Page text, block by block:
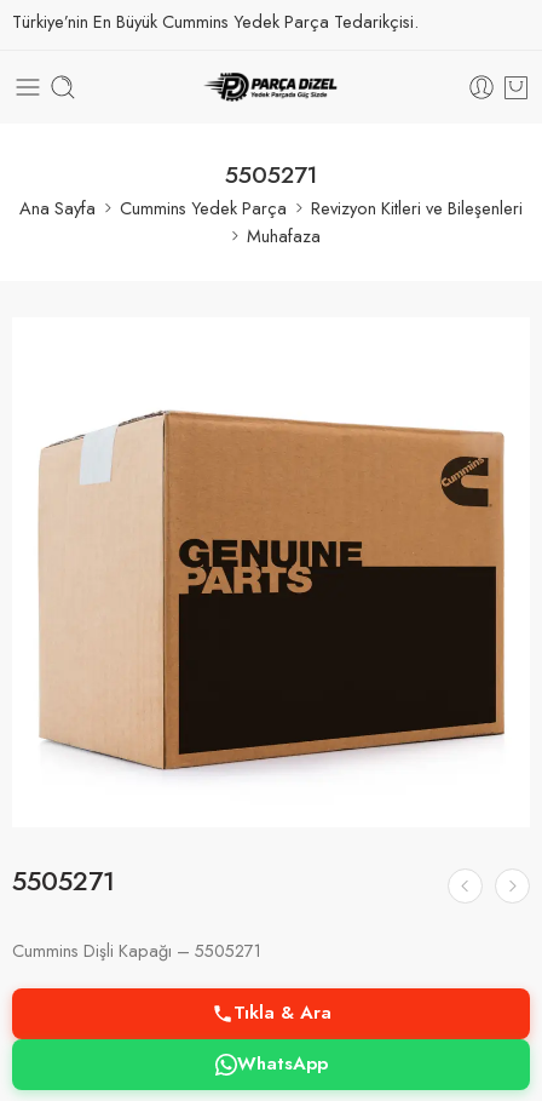
Türkiye’nin En Büyük Cummins Yedek Parça Tedarikçisi.
5505271
Ana Sayfa Cummins Yedek Parça
Revizyon Kitleri ve Bileşenleri
Muhafaza
5505271
Cummins Dişli Kapağı – 5505271
Tıkla & Ara
WhatsApp